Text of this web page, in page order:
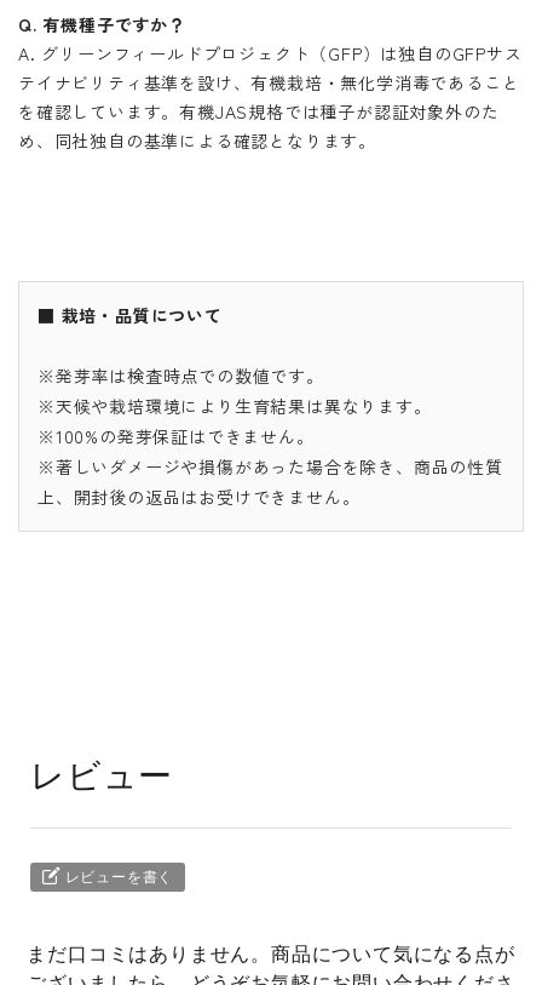
Q. 有機種子ですか？
A. グリーンフィールドプロジェクト（GFP）は独自のGFPサス
テイナビリティ基準を設け、有機栽培・無化学消毒であること
を確認しています。有機JAS規格では種子が認証対象外のた
め、同社独自の基準による確認となります。
■ 栽培・品質について
※発芽率は検査時点での数値です。
※天候や栽培環境により生育結果は異なります。
※100%の発芽保証はできません。
※著しいダメージや損傷があった場合を除き、商品の性質
上、開封後の返品はお受けできません。
レビュー
レビューを書く
まだ口コミはありません。商品について気になる点が